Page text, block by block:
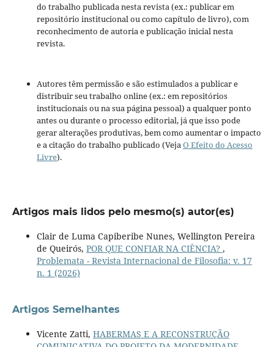
do trabalho publicada nesta revista (ex.: publicar em
repositório institucional ou como capítulo de livro), com
reconhecimento de autoria e publicação inicial nesta
revista.
Autores têm permissão e são estimulados a publicar e
distribuir seu trabalho online (ex.: em repositórios
institucionais ou na sua página pessoal) a qualquer ponto
antes ou durante o processo editorial, já que isso pode
gerar alterações produtivas, bem como aumentar o impacto
e a citação do trabalho publicado (VejaO Efeito do Acesso
Livre).
Artigos mais lidos pelo mesmo(s) autor(es)
Clair de Luma Capiberibe Nunes, Wellington Pereira
de Queirós, POR QUE CONFIAR NA CIÊNCIA? ,
Problemata - Revista Internacional de Filosofia: v. 17
n. 1 (2026)
Artigos Semelhantes
Vicente Zatti, HABERMAS E A RECONSTRUÇÃO